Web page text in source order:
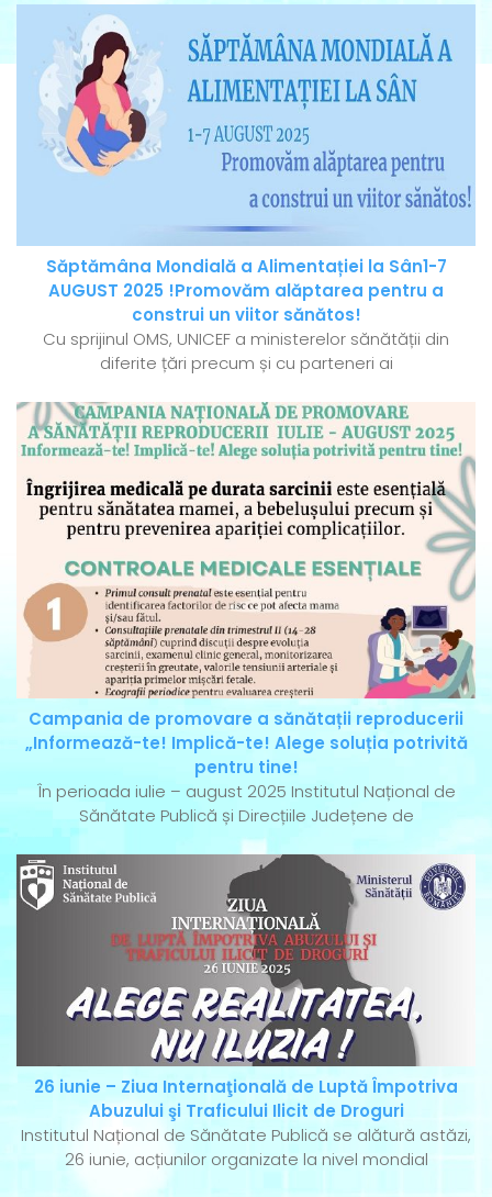
Săptămâna Mondială a Alimentației la Sân1-7
AUGUST 2025 !Promovăm alăptarea pentru a
construi un viitor sănătos!
Cu sprijinul OMS, UNICEF a ministerelor sănătății din
diferite țări precum și cu parteneri ai
Campania de promovare a sănătații reproducerii
„Informează-te! Implică-te! Alege soluția potrivită
pentru tine!
În perioada iulie – august 2025 Institutul Național de
Sănătate Publică și Direcțiile Județene de
26 iunie – Ziua Internaţională de Luptă Împotriva
Abuzului şi Traficului Ilicit de Droguri
Institutul Național de Sănătate Publică se alătură astăzi,
26 iunie, acțiunilor organizate la nivel mondial